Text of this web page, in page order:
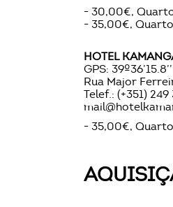
- 30,00€,
- 35,00€,
HOTEL
GPS:
Rua Major
Telef.: (+351) 249
- 35,00€,